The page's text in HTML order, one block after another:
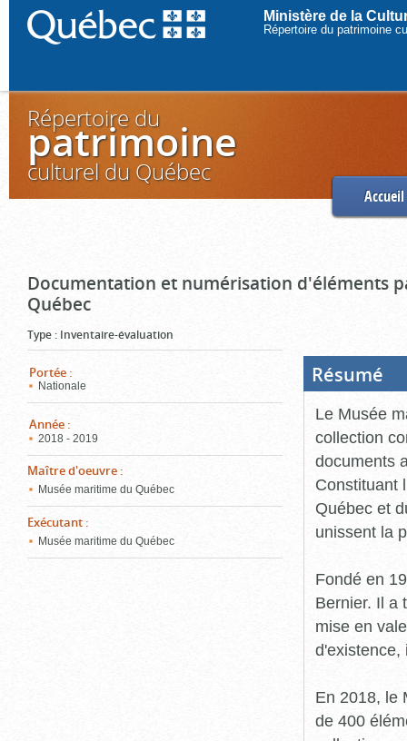
Ministère de la
Répertoire du patrimoine
Répertoire du
patrimoine
culturel du Québec
Accueil
Documentation et numérisation d'éléments
Québec
Type : Inventaire-évaluation
Portée :
Nationale
Année :
2018 - 2019
Maître d'oeuvre :
Musée maritime du Québec
Exécutant :
Musée maritime du Québec
Résumé
Le Musée
collection
documents
Constituant
Québec et
unissent la
Fondé en
Bernier. Il a
mise en
d'existence,
En 2018, le
de 400